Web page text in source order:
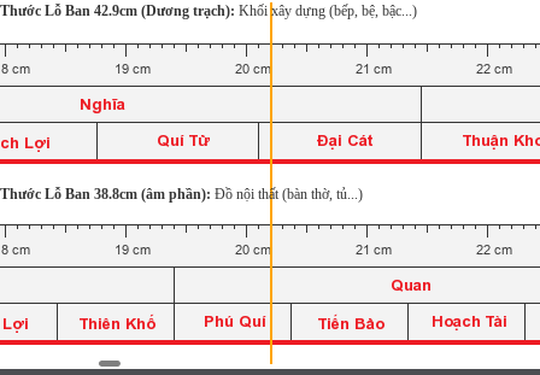
Thước Lỗ Ban 42.9cm (Dương trạch): Khối xây dựng (bếp, bệ, bậc...)
Thước Lỗ Ban 38.8cm (âm phần): Đồ nội thất (bàn thờ, tủ...)